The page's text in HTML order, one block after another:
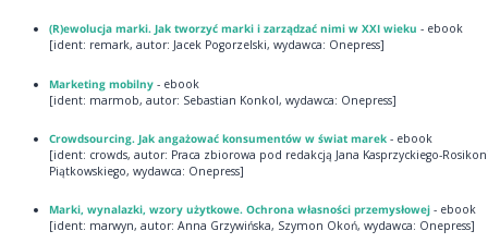
(R)ewolucja marki. Jak tworzyć marki i zarządzać nimi w XXI wieku - ebook
[ident: remark, autor: Jacek Pogorzelski, wydawca: Onepress]
Marketing mobilny- ebook
[ident: marmob, autor: Sebastian Konkol, wydawca: Onepress]
Crowdsourcing. Jak angażować konsumentów w świat marek- ebook
[ident: crowds, autor: Praca zbiorowa pod redakcją Jana Kasprzyckiego-
Piątkowskiego, wydawca: Onepress]
Marki, wynalazki, wzory użytkowe. Ochrona własności przemysłowej- ebook
[ident: marwyn, autor: Anna Grzywińska, Szymon Okoń, wydawca: Onepress]